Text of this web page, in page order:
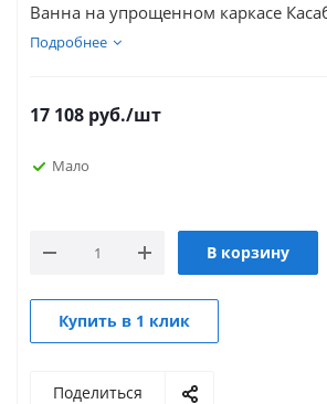
Ванна на упрощенном каркасе
Подробнее
17 108 руб./шт
Мало
В корзину
Купить в 1 клик
Поделиться